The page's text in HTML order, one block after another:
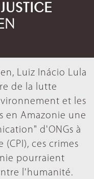
Luiz Inácio Lula
de la lutte
et les
en Amazonie une
d'ONGs à
ces crimes
pourraient
l'humanité.